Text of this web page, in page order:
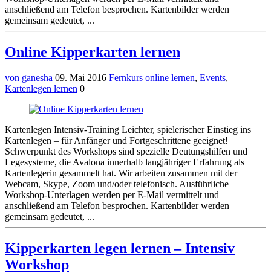
anschließend am Telefon besprochen. Kartenbilder werden
gemeinsam gedeutet, ...
Online Kipperkarten lernen
von ganesha 09. Mai 2016 Fernkurs online lernen, Events,
Kartenlegen lernen 0
Kartenlegen Intensiv-Training Leichter, spielerischer Einstieg ins
Kartenlegen – für Anfänger und Fortgeschrittene geeignet!
Schwerpunkt des Workshops sind spezielle Deutungshilfen und
Legesysteme, die Avalona innerhalb langjähriger Erfahrung als
Kartenlegerin gesammelt hat. Wir arbeiten zusammen mit der
Webcam, Skype, Zoom und/oder telefonisch. Ausführliche
Workshop-Unterlagen werden per E-Mail vermittelt und
anschließend am Telefon besprochen. Kartenbilder werden
gemeinsam gedeutet, ...
Kipperkarten legen lernen – Intensiv
Workshop